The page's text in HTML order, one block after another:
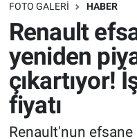
FOTO GALERI HABER
Renault
yeniden
çıkartıyor!
fiyatı
Renault'nun
Bilim turu
Bilim ve Teknoloji
Doğa Konuşuyor
Dünya
Dünya
Teknoloji
Sağlık
Spor
Trafik Durumu
Süper Lig Puan
Tüm Manşetler
Son Dakika